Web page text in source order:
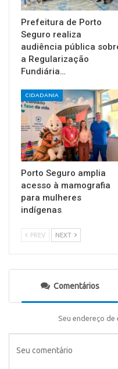
Prefeitura de Porto
Seguro realiza
audiência pública
a Regularização
Fundiária…
CIDADANIA
Porto Seguro amplia
acesso à mamografia
para mulheres
indígenas
PREV NEXT
Comentários
Seu endereço de